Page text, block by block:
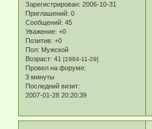
Зарегистрирован: 2006-10-31
Приглашений: 0
Сообщений: 45
Уважение: +0
Позитив: +0
Пол: Мужской
Возраст: 41 [1984-11-29]
Провел на форуме:
3 минуты
Последний визит:
2007-01-28 20:20:39